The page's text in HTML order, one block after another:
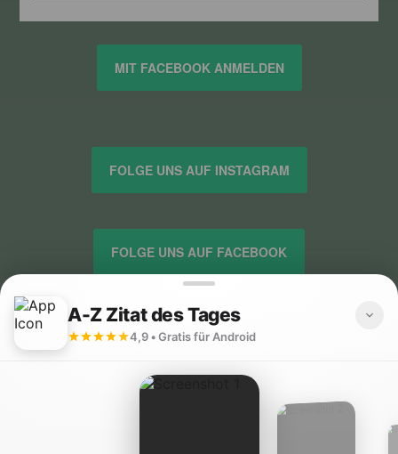
MIT FACEBOOK ANMELDEN
FOLGE UNS AUF INSTAGRAM
FOLGE UNS AUF FACEBOOK
FOLGE UNS AUF TWITTER